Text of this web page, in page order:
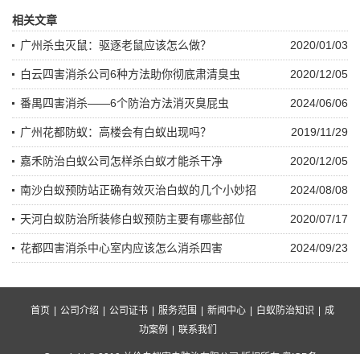
相关文章
2020/01/03
广州杀虫灭鼠：驱逐老鼠应该怎么做？
2020/12/05
白云四害消杀公司6种方法助你彻底肃清臭虫
2024/06/06
番禺四害消杀——6个防治方法消灭臭屁虫
2019/11/29
广州花都防蚁：高楼会有白蚁出现吗？
2020/12/05
嘉禾防治白蚁公司怎样杀白蚁才能杀干净
2024/08/08
南沙白蚁预防站正确有效灭治白蚁的几个小妙招
2020/07/17
天河白蚁防治所装修白蚁预防主要有哪些部位
2024/09/23
花都四害消杀中心室内应该怎么消杀四害
首页 | 公司介绍 | 公司证书 | 服务范围 | 新闻中心 | 白蚁防治知识 | 成
功案例
| 联系我们